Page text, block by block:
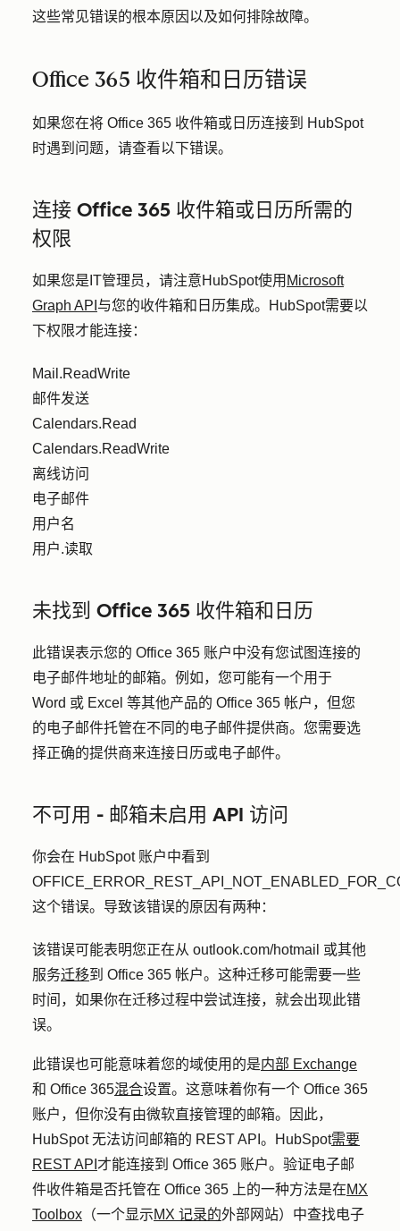
这些常见错误的根本原因以及如何排除故障。
Office 365 收件箱和日历错误
如果您在将 Office 365 收件箱或日历连接到 HubSpot
时遇到问题，请查看以下错误。
连接 Office 365 收件箱或日历所需的
权限
如果您是IT管理员，请注意HubSpot使用 Microsoft
Graph API 与您的收件箱和日历集成。HubSpot需要以
下权限才能连接：
Mail.ReadWrite
邮件发送
Calendars.Read
Calendars.ReadWrite
离线访问
电子邮件
用户名
用户.读取
未找到 Office 365 收件箱和日历
此错误表示您的 Office 365 账户中没有您试图连接的
电子邮件地址的邮箱。例如，您可能有一个用于
Word 或 Excel 等其他产品的 Office 365 帐户，但您
的电子邮件托管在不同的电子邮件提供商。您需要选
择正确的提供商来连接日历或电子邮件。
不可用 - 邮箱未启用 API 访问
你会在 HubSpot 账户中看到
这个错误。导致该错误的原因有两种：
该错误可能表明您正在从 outlook.com/hotmail 或其他
服务迁移到 Office 365 帐户。这种迁移可能需要一些
时间，如果你在迁移过程中尝试连接，就会出现此错
误。
此错误也可能意味着您的域使用的是内部 Exchange
和 Office 365混合设置。这意味着你有一个 Office 365
账户，但你没有由微软直接管理的邮箱。因此，
HubSpot 无法访问邮箱的 REST API。HubSpot需要
REST API 才能连接到 Office 365 账户。验证电子邮
件收件箱是否托管在 Office 365 上的一种方法是在MX
Toolbox （一个显示MX 记录的外部网站）中查找电子